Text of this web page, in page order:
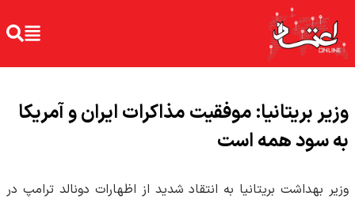
وزیر بریتانیا: موفقیت مذاکرات ایران و آمریکا
به سود همه است
وزیر بهداشت بریتانیا به انتقاد شدید از اظهارات دونالد ترامپ در